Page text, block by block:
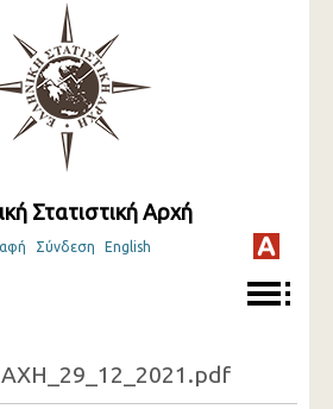
Στατιστική Αρχή
Σύνδεση English